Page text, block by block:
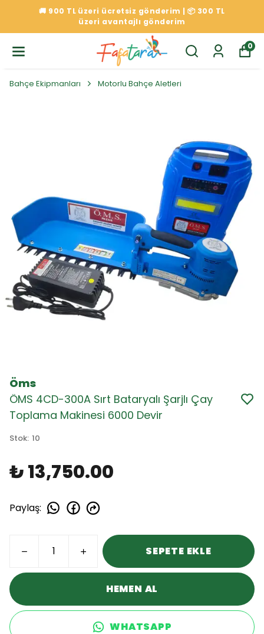
🚚 900 TL üzeri ücretsiz gönderim | 📦 300 TL
üzeri avantajlı gönderim
0
Bahçe Ekipmanları Motorlu Bahçe Aletleri
Öms
ÖMS 4CD-300A Sırt Bataryalı Şarjlı Çay
Toplama Makinesi 6000 Devir
Stok: 10
₺ 13,750.00
Paylaş:
SEPETE EKLE
HEMEN AL
WHATSAPP